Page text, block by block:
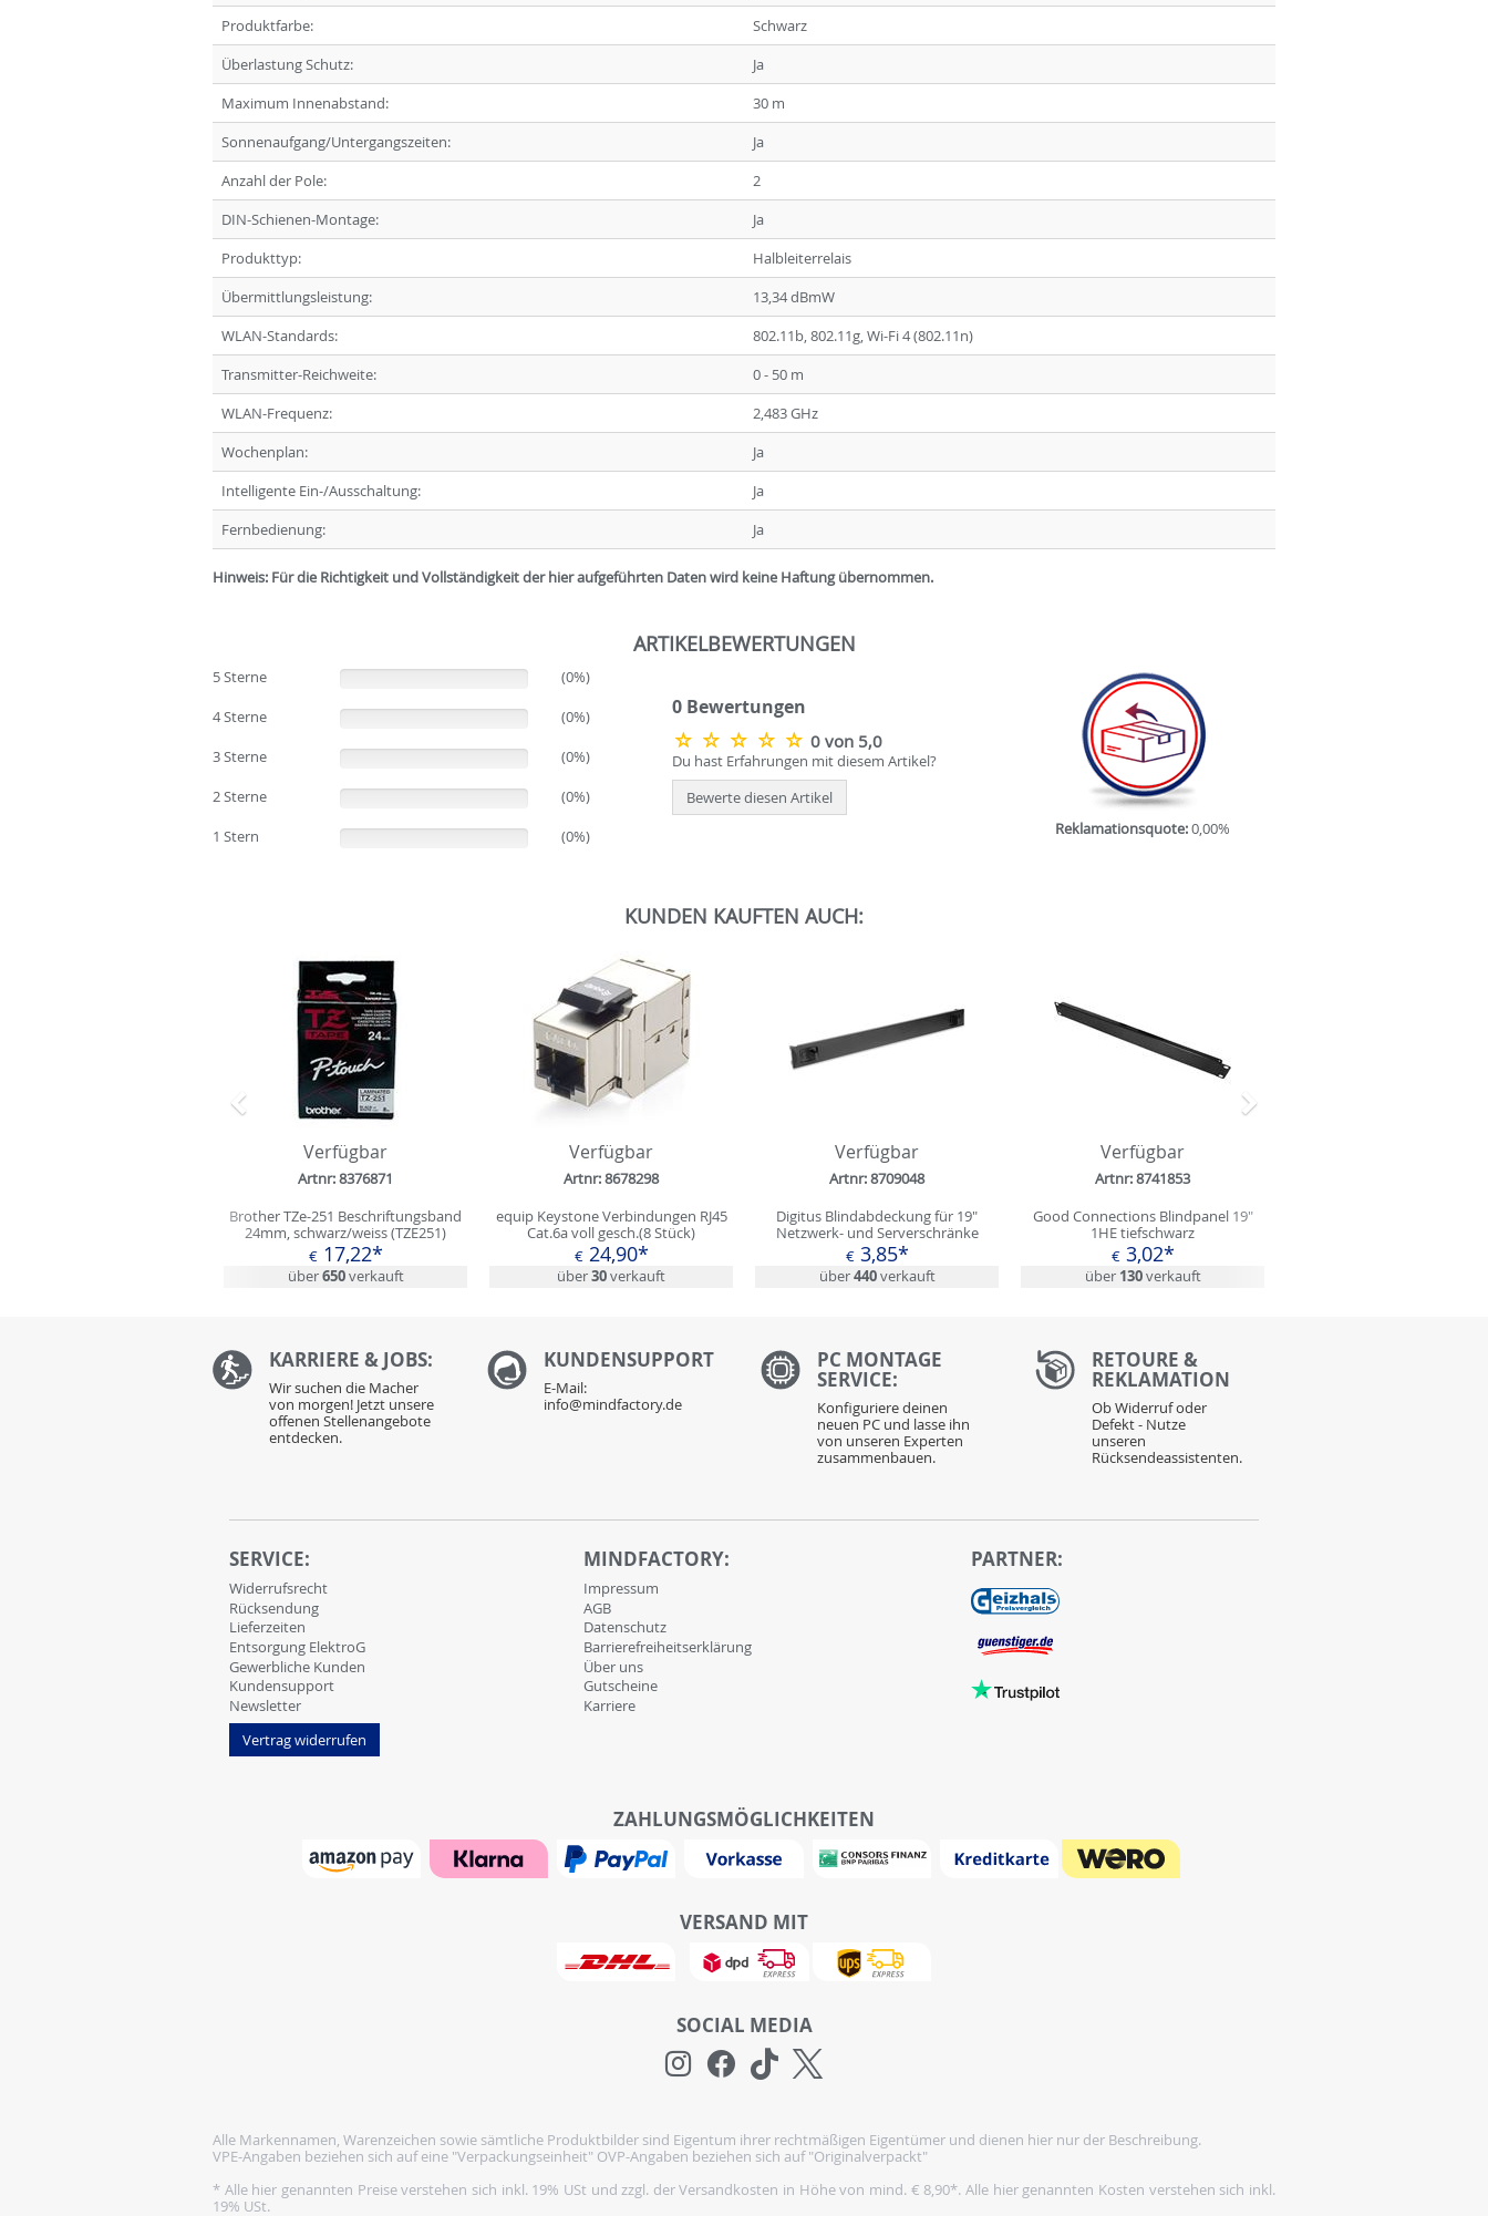
Produktfarbe:
Schwarz
Überlastung Schutz:
Ja
Maximum Innenabstand:
30 m
Sonnenaufgang/Untergangszeiten:
Ja
Anzahl der Pole:
2
DIN-Schienen-Montage:
Ja
Produkttyp:
Halbleiterrelais
Übermittlungsleistung:
13,34 dBmW
WLAN-Standards:
802.11b, 802.11g, Wi-Fi 4 (802.11n)
Transmitter-Reichweite:
0 - 50 m
WLAN-Frequenz:
2,483 GHz
Wochenplan:
Ja
Intelligente Ein-/Ausschaltung:
Ja
Fernbedienung:
Ja
Hinweis: Für die Richtigkeit und Vollständigkeit der hier aufgeführten Daten wird keine Haftung übernommen.
ARTIKELBEWERTUNGEN
5 Sterne
(0%)
4 Sterne
(0%)
3 Sterne
(0%)
2 Sterne
(0%)
1 Stern
(0%)
0 Bewertungen
0 von 5,0
Du hast Erfahrungen mit diesem Artikel?
Bewerte diesen Artikel
Reklamationsquote:0,00%
KUNDEN KAUFTEN AUCH:
Verfügbar
Artnr: 8376871
Brother TZe-251 Beschriftungsband
24mm, schwarz/weiss (TZE251)
€17,22*
über650verkauft
Verfügbar
Artnr: 8678298
equip Keystone Verbindungen RJ45
Cat.6a voll gesch.(8 Stück)
€24,90*
über30verkauft
Verfügbar
Artnr: 8709048
Digitus Blindabdeckung für 19"
Netzwerk- und Serverschränke
€3,85*
über440verkauft
Verfügbar
Artnr: 8741853
Good Connections Blindpanel 19"
1HE tiefschwarz
€3,02*
über 130verkauft
Zurück Nächstes
KARRIERE & JOBS:
Wir suchen die Macher
von morgen! Jetzt unsere
offenen Stellenangebote
entdecken.
KUNDENSUPPORT
E-Mail:
info@mindfactory.de
PC MONTAGE
SERVICE:
Konfiguriere deinen
neuen PC und lasse ihn
von unseren Experten
zusammenbauen.
RETOURE &
REKLAMATION
Ob Widerruf oder
Defekt - Nutze
unseren
Rücksendeassistenten.
SERVICE:
Widerrufsrecht
Rücksendung
Lieferzeiten
Entsorgung ElektroG
Gewerbliche Kunden
Kundensupport
Newsletter
Vertrag widerrufen
MINDFACTORY:
Impressum
AGB
Datenschutz
Barrierefreiheitserklärung
Über uns
Gutscheine
Karriere
PARTNER:
ZAHLUNGSMÖGLICHKEITEN
VERSAND MIT
SOCIAL MEDIA
Alle Markennamen, Warenzeichen sowie sämtliche Produktbilder sind Eigentum ihrer rechtmäßigen Eigentümer und dienen hier nur der Beschreibung.
VPE-Angaben beziehen sich auf eine "Verpackungseinheit" OVP-Angaben beziehen sich auf "Originalverpackt"
* Alle hier genannten Preise verstehen sich inkl. 19% USt und zzgl. der Versandkosten in Höhe von mind. € 8,90*. Alle hier genannten Kosten verstehen sich inkl.
19% USt.